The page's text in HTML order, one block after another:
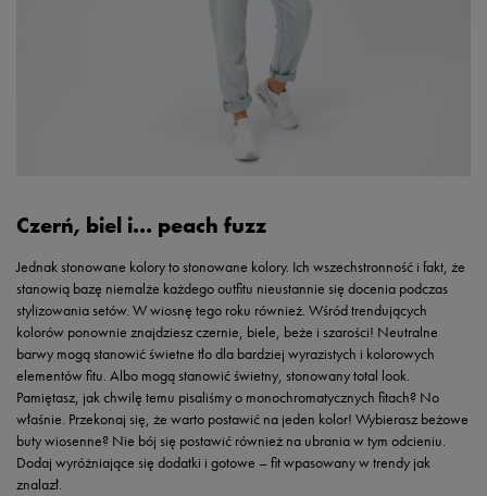
Czerń, biel i… peach fuzz
Jednak stonowane kolory to stonowane kolory. Ich wszechstronność i fakt, że
stanowią bazę niemalże każdego outfitu nieustannie się docenia podczas
stylizowania setów. W wiosnę tego roku również. Wśród trendujących
kolorów ponownie znajdziesz czernie, biele, beże i szarości! Neutralne
barwy mogą stanowić świetne tło dla bardziej wyrazistych i kolorowych
elementów fitu. Albo mogą stanowić świetny, stonowany total look.
Pamiętasz, jak chwilę temu pisaliśmy o monochromatycznych fitach? No
właśnie. Przekonaj się, że warto postawić na jeden kolor! Wybierasz beżowe
buty wiosenne? Nie bój się postawić również na ubrania w tym odcieniu.
Dodaj wyróżniające się dodatki i gotowe – fit wpasowany w trendy jak
znalazł.